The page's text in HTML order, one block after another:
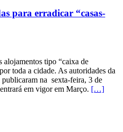
para erradicar “casas-
tipo “caixa de
toda a cidade. As autoridades da
na sexta-feira, 3 de
em vigor em Março. […]